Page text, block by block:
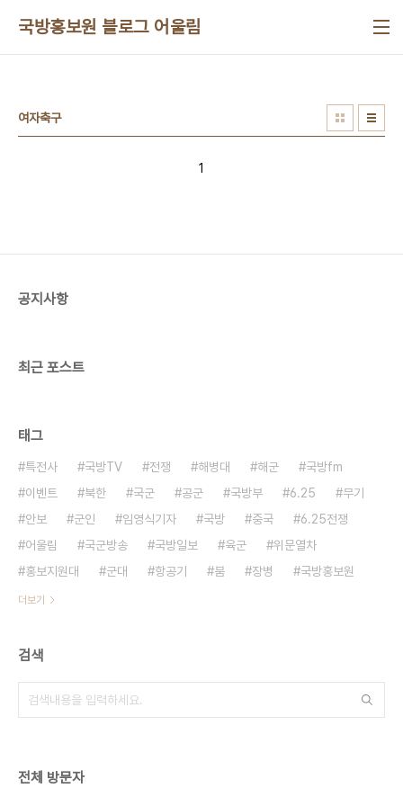
국방홍보원 블로그 어울림
여자축구
1
공지사항
최근 포스트
태그
특전사 국방TV 전쟁 해병대 해군
국방fm
이벤트
북한 국군 공군 국방부 6.25
무기
안보
군인 임영식기자 국방 중국
6.25전쟁
어울림
국군방송 국방일보 육군
위문열차
홍보지원대
군대 항공기 붐 장병 국방홍보원
더보기
검색
전체 방문자